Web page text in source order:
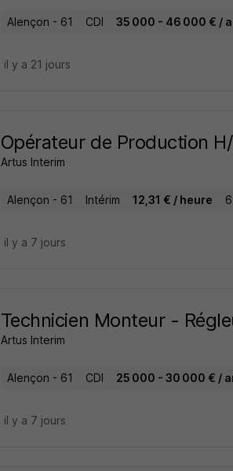
Alençon - 61 CDI 35 000 - 46 000 € /
il y a 21 jours
Opérateur de Production
Artus Interim
Alençon - 61 Intérim 12,31 € / heure
il y a 7 jours
Technicien Monteur -
Artus Interim
Alençon - 61 CDI 25 000 - 30 000 € /
il y a 7 jours